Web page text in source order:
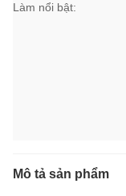
Làm nổi bật:
Mô tả sản phẩm